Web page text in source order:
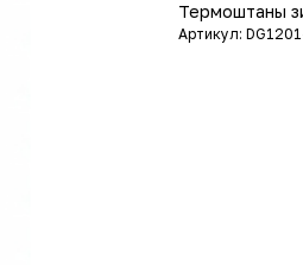
Термоштаны
Артикул: